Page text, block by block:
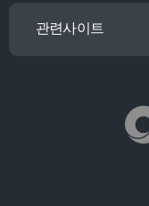
관련사이트